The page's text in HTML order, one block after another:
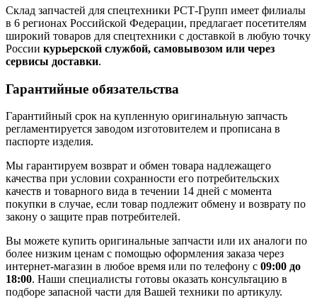
Склад запчастей для спецтехники РСТ-Групп имеет филиалы
в 6 регионах Российской Федерации, предлагает посетителям
широкий товаров для спецтехники с доставкой в любую точку
России курьерской службой, самовывозом или через
сервисы доставки.
Гарантийные обязательства
Гарантийный срок на купленную оригинальную запчасть
регламентируется заводом изготовителем и прописана в
паспорте изделия.
Мы гарантируем возврат и обмен товара надлежащего
качества при условии сохранности его потребительских
качеств и товарного вида в течении 14 дней с момента
покупки в случае, если товар подлежит обмену и возврату по
закону о защите прав потребителей.
Вы можете купить оригинальные запчасти или их аналоги по
более низким ценам с помощью оформления заказа через
интернет-магазин в любое время или по телефону с 09:00 до
18:00. Наши специалисты готовы оказать консультацию в
подборе запасной части для Вашей техники по артикулу.